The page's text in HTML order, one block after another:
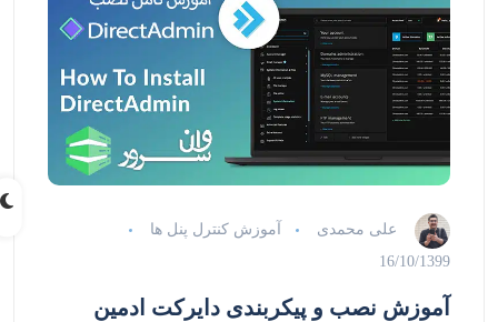
علی محمدی
آموزش کنترل پنل ها
16/10/1399
آموزش نصب و پیکربندی دایرکت ادمین